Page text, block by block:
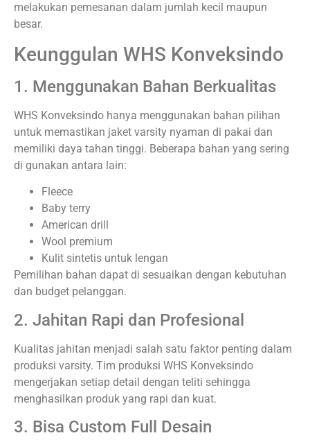
melakukan pemesanan dalam jumlah kecil maupun
besar.
Keunggulan WHS Konveksindo
1. Menggunakan Bahan Berkualitas
WHS Konveksindo hanya menggunakan bahan pilihan
untuk memastikan jaket varsity nyaman di pakai dan
memiliki daya tahan tinggi. Beberapa bahan yang sering
di gunakan antara lain:
Fleece
Baby terry
American drill
Wool premium
Kulit sintetis untuk lengan
Pemilihan bahan dapat di sesuaikan dengan kebutuhan
dan budget pelanggan.
2. Jahitan Rapi dan Profesional
Kualitas jahitan menjadi salah satu faktor penting dalam
produksi varsity. Tim produksi WHS Konveksindo
mengerjakan setiap detail dengan teliti sehingga
menghasilkan produk yang rapi dan kuat.
3. Bisa Custom Full Desain